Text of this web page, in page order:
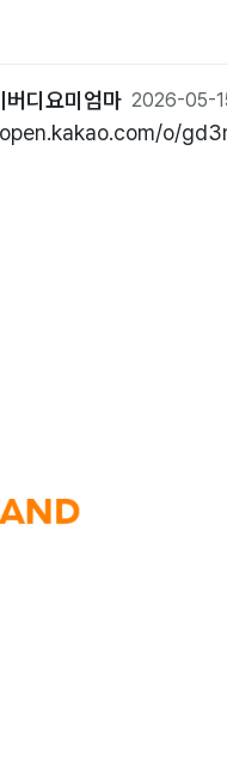
버디요미엄마 2026-05-
o/